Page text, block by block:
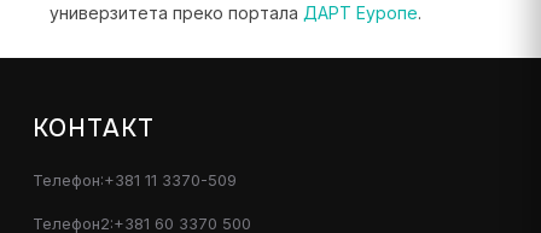
универзитета преко портала ДАРТ Еуропе.
КОНТАКТ
Телефон:+381 11 3370-509
Телефон2:+381 60 3370 500